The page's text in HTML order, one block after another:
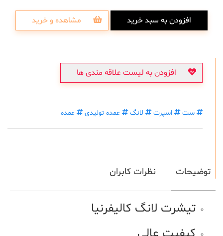
افزودن به سبد خرید مشاهده و خرید
افزودن به لیست علاقه مندی ها
ست اسپرت لانگ عمده تولیدی عمده
توضیحات نظرات کابران
تیشرت لانگ کالیفرنیا